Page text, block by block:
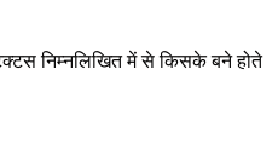
निम्नलिखित में से किसके बने होते